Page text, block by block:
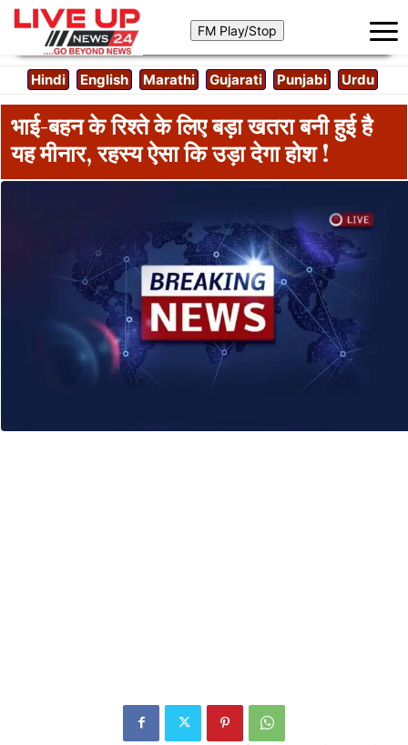
Hindi English Marathi Gujarati Punjabi Urdu
भाई-बहन के रिश्ते के लिए बड़ा खतरा बनी हुई है
यह मीनार, रहस्य ऐसा कि उड़ा देगा होश !